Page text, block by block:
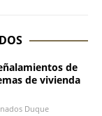
de
de vivienda
Duque